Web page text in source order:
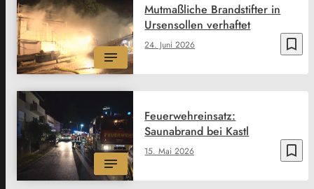
bookmark_border
24. Juni 2026
Mutmaßliche Brandstifter in
Ursensollen verhaftet
bookmark_border
15. Mai 2026
Feuerwehreinsatz:
Saunabrand bei Kastl